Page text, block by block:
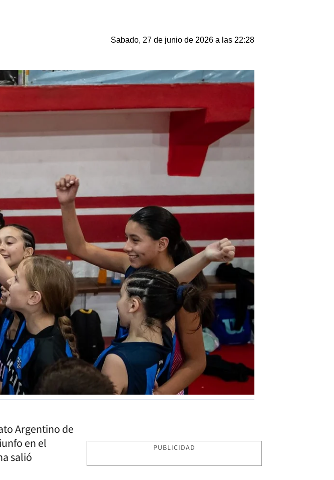
Sabado, 27 de junio de 2026 a las 22:28
Argentino de
en el
salió
PUBLICIDAD